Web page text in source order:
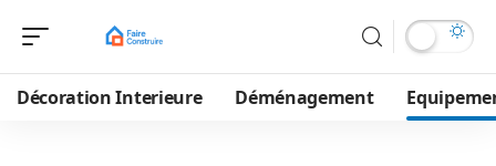
Décoration Interieure Déménagement